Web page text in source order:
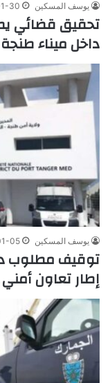
يوسف المسكين 30
تحقيق قضائي
داخل ميناء
يوسف المسكين 05
توقيف مطلوب
إطار تعاون